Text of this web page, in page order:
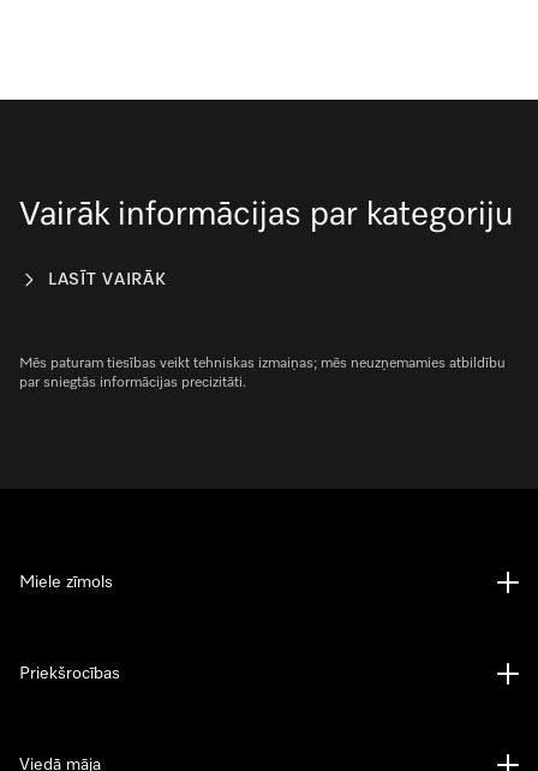
Vairāk informācijas par kategoriju
LASĪT VAIRĀK
Mēs paturam tiesības veikt tehniskas izmaiņas; mēs neuzņemamies atbildību
par sniegtās informācijas precizitāti.
Miele zīmols
Priekšrocības
Viedā māja